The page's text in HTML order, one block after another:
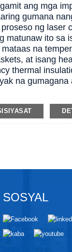
ang mga
gumana
ng laser
matunaw ito sa
na
at isang
thermal
na gumagana
SOSYAL